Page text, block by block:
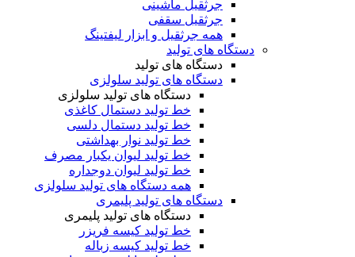
جرثقیل ماشینی
جرثقیل سقفی
همه جرثقیل و ابزار لیفتینگ
دستگاه های تولید
دستگاه های تولید
دستگاه های تولید سلولزی
دستگاه های تولید سلولزی
خط تولید دستمال کاغذی
خط تولید دستمال دلسی
خط تولید نوار بهداشتی
خط تولید لیوان یکبار مصرف
خط تولید لیوان دوجداره
همه دستگاه های تولید سلولزی
دستگاه های تولید پلیمری
دستگاه های تولید پلیمری
خط تولید کیسه فریزر
خط تولید کیسه زباله